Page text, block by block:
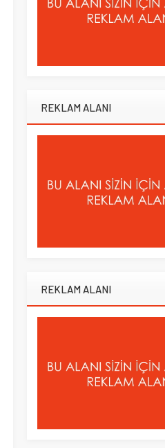
REKLAM ALANI
REKLAM ALANI